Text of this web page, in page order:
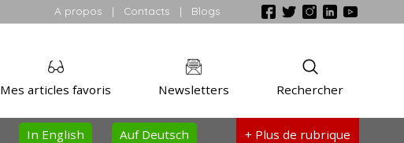
A propos | Contacts | Blogs
Rechercher
Newsletters
Mes articles favoris
+ Plus de rubrique
Auf Deutsch
In English